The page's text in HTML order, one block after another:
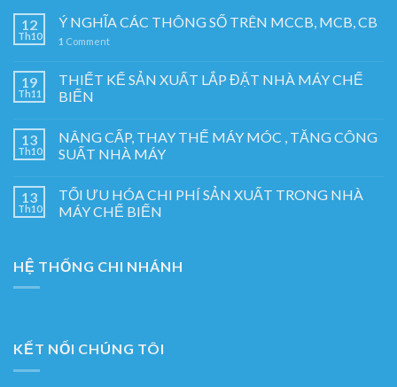
12
Th10
Ý NGHĨA CÁC THÔNG SỐ TRÊN MCCB, MCB, CB
1 Comment
19
Th11
THIẾT KẾ SẢN XUẤT LẮP ĐẶT NHÀ MÁY CHẾ
BIẾN
13
Th10
NÂNG CẤP, THAY THẾ MÁY MÓC , TĂNG CÔNG
SUẤT NHÀ MÁY
13
Th10
TỐI ƯU HÓA CHI PHÍ SẢN XUẤT TRONG NHÀ
MÁY CHẾ BIẾN
HỆ THỐNG CHI NHÁNH
KẾT NỐI CHÚNG TÔI